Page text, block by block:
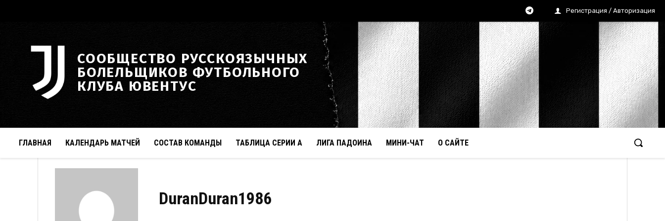
Регистрация / Авторизация
СООБЩЕСТВО РУССКОЯЗЫЧНЫХ
БОЛЕЛЬЩИКОВ ФУТБОЛЬНОГО
КЛУБА ЮВЕНТУС
ГЛАВНАЯ КАЛЕНДАРЬ МАТЧЕЙ СОСТАВ КОМАНДЫ ТАБЛИЦА СЕРИИ А ЛИГА ПАДОИНА МИНИ-ЧАТ О САЙТЕ
DuranDuran1986